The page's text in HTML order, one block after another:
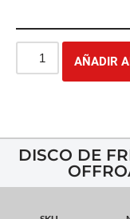
AÑADIR
DISCO DE